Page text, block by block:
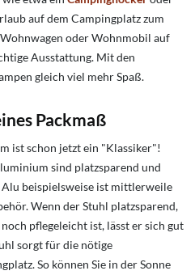
auf dem Campingplatz zum
oder Wohnmobil auf
Ausstattung. Mit den
gleich viel mehr Spaß.
Packmaß
ist schon jetzt ein "Klassiker"!
sind platzsparend und
beispielsweise ist mittlerweile
Wenn der Stuhl platzsparend,
pflegeleicht ist, lässt er sich gut
sorgt für die nötige
So können Sie in der Sonne